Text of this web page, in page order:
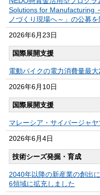
Solutions for Manufacturing
ノづくり現場へ～」の公募
2026年6月23日
国際展開支援
電動バイクの電力消費量最
2026年6月10日
国際展開支援
マレーシア・サイバージャ
2026年6月4日
技術シーズ発掘・育成
2040年以降の新産業の創出
6領域に拡充しました